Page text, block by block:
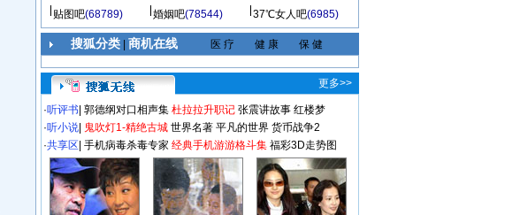
贴图吧(68789) 婚姻吧(78544) 37℃女人吧(6985)
搜狐分类| 商机在线 医 疗 健 康 保 健
更多>>
·听评书 郭德纲对口相声集 杜拉拉升职记 张震讲故事 红楼梦
·听小说 鬼吹灯1-精绝古城 世界名著 平凡的世界 货币战争2
·共享区 手机病毒杀毒专家 经典手机游游格斗集 福彩3D走势图